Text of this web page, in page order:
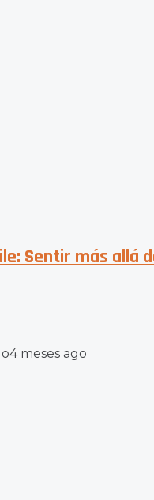
Sentir más allá
4 meses ago